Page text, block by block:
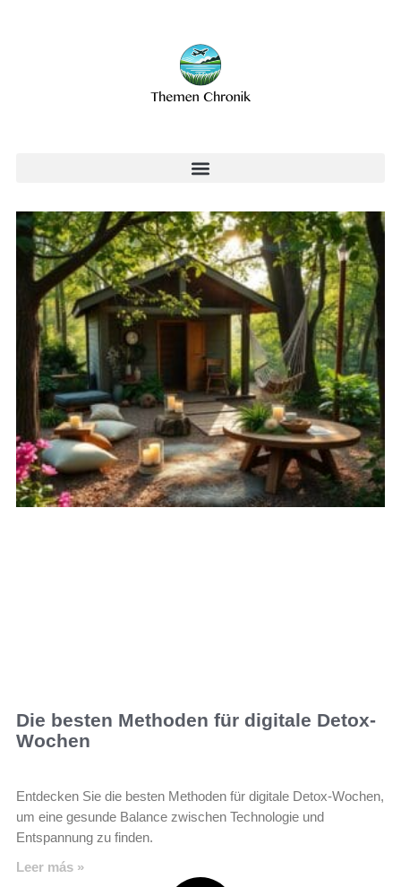
Die besten Methoden für digitale Detox-
Wochen
Entdecken Sie die besten Methoden für digitale Detox-Wochen,
um eine gesunde Balance zwischen Technologie und
Entspannung zu finden.
Leer más »